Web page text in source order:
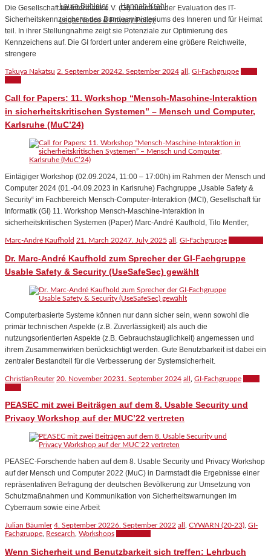
Laura Buhleier
Hannah Krahl
Legal Notice & Privacy Policy
Die Gesellschaft für Informatik e.V. (GI) nimmt an der Evaluation des IT-
Sicherheitskennzeichens des Bundesministeriums des Inneren und für Heimat
teil. In ihrer Stellungnahme zeigt sie Potenziale zur Optimierung des
Kennzeichens auf. Die GI fordert unter anderem eine größere Reichweite,
strengere
Takuya Nakatsu 2. September 20242. September 2024 all , GI-Fachgruppe
Call for Papers: 11. Workshop “Mensch-Maschine-Interaktion
in sicherheitskritischen Systemen” – Mensch und Computer,
Karlsruhe (MuC’24)
Eintägiger Workshop (02.09.2024, 11:00 – 17:00h) im Rahmen der Mensch und
Computer 2024 (01.-04.09.2023 in Karlsruhe) Fachgruppe „Usable Safety &
Security“ im Fachbereich Mensch-Computer-Interaktion (MCI), Gesellschaft für
Informatik (GI) 11. Workshop Mensch-Maschine-Interaktion in
sicherheitskritischen Systemen (Paper) Marc-André Kaufhold, Tilo Mentler,
Marc-André Kaufhold 21. March 20247. July 2025 all GI-Fachgruppe
Dr. Marc-André Kaufhold zum Sprecher der GI-Fachgruppe
Usable Safety & Security (UseSafeSec) gewählt
Computerbasierte Systeme können nur dann sicher sein, wenn sowohl die
primär technischen Aspekte (z.B. Zuverlässigkeit) als auch die
nutzungsorientierten Aspekte (z.B. Gebrauchstauglichkeit) angemessen und
ihrem Zusammenwirken berücksichtigt werden. Gute Benutzbarkeit ist dabei ein
zentraler Bestandteil für die Verbesserung der Systemsicherheit.
ChristianReuter 20. November 20231. September 2024 all GI-Fachgruppe
PEASEC mit zwei Beiträgen auf dem 8. Usable Security und
Privacy Workshop auf der MUC’22 vertreten
PEASEC-Forschende haben auf dem 8. Usable Security und Privacy Workshop
auf der Mensch und Computer 2022 (MuC) in Darmstadt die Ergebnisse einer
repräsentativen Befragung der deutschen Bevölkerung zur Umsetzung von
Schutzmaßnahmen und Kommunikation von Sicherheitswarnungen im
Cyberraum sowie eine Arbeit
Julian Bäumler 4. September 20226. September 2022 all CYWARN (20-23) GI-
Fachgruppe
Research Workshops
Wenn Sicherheit und Benutzbarkeit sich treffen: Lehrbuch